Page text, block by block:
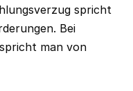
spricht
Bei
man von